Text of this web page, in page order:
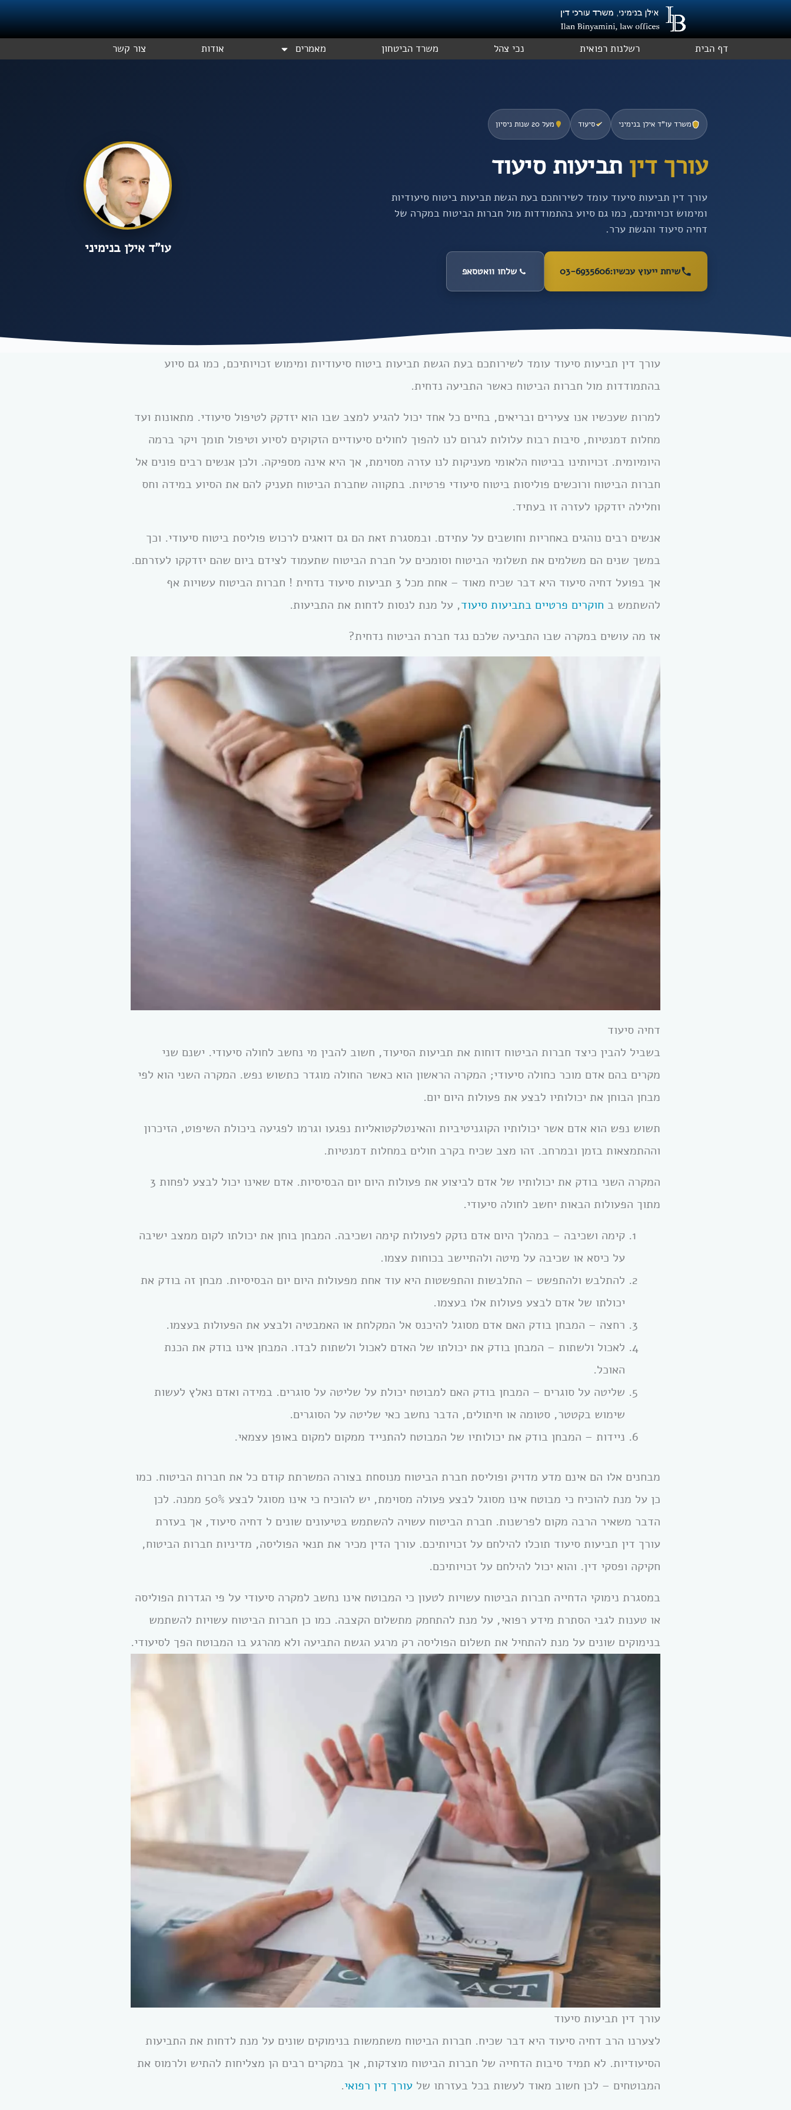
דילוג
לתוכן
דף הבית רשלנות רפואית נכי צהל משרד הביטחון מאמרים אודות צור קשר
משרד עו”ד אילן בנימיני סיעוד מעל 20 שנות ניסיון
עורך דין תביעות סיעוד
עורך דין תביעות סיעוד עומד לשירותכם בעת הגשת תביעות ביטוח סיעודיות
ומימוש זכויותיכם, כמו גם סיוע בהתמודדות מול חברות הביטוח במקרה של
דחיה סיעוד והגשת ערר.
שיחת ייעוץ עכשיו:03-6935606 שלחו וואטסאפ
עו”ד אילן בנימיני
עורך דין תביעות סיעוד עומד לשירותכם בעת הגשת תביעות ביטוח סיעודיות ומימוש זכויותיכם, כמו גם סיוע
בהתמודדות מול חברות הביטוח כאשר התביעה נדחית.
למרות שעכשיו אנו צעירים ובריאים, בחיים כל אחד יכול להגיע למצב שבו הוא יזדקק לטיפול סיעודי. מתאונות ועד
מחלות דמנטיות, סיבות רבות עלולות לגרום לנו להפוך לחולים סיעודיים הזקוקים לסיוע וטיפול תומך ויקר ברמה
היומיומית. זכויותינו בביטוח הלאומי מעניקות לנו עזרה מסוימת, אך היא אינה מספיקה. ולכן אנשים רבים פונים אל
חברות הביטוח ורוכשים פוליסות ביטוח סיעודי פרטיות. בתקווה שחברת הביטוח תעניק להם את הסיוע במידה וחס
וחלילה יזדקקו לעזרה זו בעתיד.
אנשים רבים נוהגים באחריות וחושבים על עתידם. ובמסגרת זאת הם גם דואגים לרכוש פוליסת ביטוח סיעודי. וכך
במשך שנים הם משלמים את תשלומי הביטוח וסומכים על חברת הביטוח שתעמוד לצידם ביום שהם יזדקקו לעזרתם.
אך בפועל דחיה סיעוד היא דבר שכיח מאוד – אחת מכל 3 תביעות סיעוד נדחית ! חברות הביטוח עשויות אף
להשתמש ב חוקרים פרטיים בתביעות סיעוד, על מנת לנסות לדחות את התביעות.
אז מה עושים במקרה שבו התביעה שלכם נגד חברת הביטוח נדחית?
דחיה סיעוד
בשביל להבין כיצד חברות הביטוח דוחות את תביעות הסיעוד, חשוב להבין מי נחשב לחולה סיעודי. ישנם שני
מקרים בהם אדם מוכר כחולה סיעודי; המקרה הראשון הוא כאשר החולה מוגדר כתשוש נפש. המקרה השני הוא לפי
מבחן הבוחן את יכולותיו לבצע את פעולות היום יום.
תשוש נפש הוא אדם אשר יכולותיו הקוגניטיביות והאינטלקטואליות נפגעו וגרמו לפגיעה ביכולת השיפוט, הזיכרון
וההתמצאות בזמן ובמרחב. זהו מצב שכיח בקרב חולים במחלות דמנטיות.
המקרה השני בודק את יכולותיו של אדם לביצוע את פעולות היום יום הבסיסיות. אדם שאינו יכול לבצע לפחות 3
מתוך הפעולות הבאות יחשב לחולה סיעודי.
קימה ושכיבה – במהלך היום אדם נזקק לפעולות קימה ושכיבה. המבחן בוחן את יכולתו לקום ממצב ישיבה
על כיסא או שכיבה על מיטה ולהתיישב בכוחות עצמו.
להתלבש ולהתפשט – התלבשות והתפשטות היא עוד אחת מפעולות היום יום הבסיסיות. מבחן זה בודק את
יכולתו של אדם לבצע פעולות אלו בעצמו.
רחצה – המבחן בודק האם אדם מסוגל להיכנס אל המקלחת או האמבטיה ולבצע את הפעולות בעצמו.
לאכול ולשתות – המבחן בודק את יכולתו של האדם לאכול ולשתות לבדו. המבחן אינו בודק את הכנת
האוכל.
שליטה על סוגרים – המבחן בודק האם למבוטח יכולת על שליטה על סוגרים. במידה ואדם נאלץ לעשות
שימוש בקטטר, סטומה או חיתולים, הדבר נחשב כאי שליטה על הסוגרים.
ניידות – המבחן בודק את יכולותיו של המבוטח להתנייד ממקום למקום באופן עצמאי.
מבחנים אלו הם אינם מדע מדויק ופוליסת חברת הביטוח מנוסחת בצורה המשרתת קודם כל את חברות הביטוח. כמו
כן על מנת להוכיח כי מבוטח אינו מסוגל לבצע פעולה מסוימת, יש להוכיח כי אינו מסוגל לבצע 50% ממנה. לכן
הדבר משאיר הרבה מקום לפרשנות. חברת הביטוח עשויה להשתמש בטיעונים שונים ל דחיה סיעוד, אך בעזרת
עורך דין תביעות סיעוד תוכלו להילחם על זכויותיכם. עורך הדין מכיר את תנאי הפוליסה, מדיניות חברות הביטוח,
חקיקה ופסקי דין. והוא יכול להילחם על זכויותיכם.
במסגרת נימוקי הדחייה חברות הביטוח עשויות לטעון כי המבוטח אינו נחשב למקרה סיעודי על פי הגדרות הפוליסה
או טענות לגבי הסתרת מידע רפואי, על מנת להתחמק מתשלום הקצבה. כמו כן חברות הביטוח עשויות להשתמש
בנימוקים שונים על מנת להתחיל את תשלום הפוליסה רק מרגע הגשת התביעה ולא מהרגע בו המבוטח הפך לסיעודי.
עורך דין תביעות סיעוד
לצערנו הרב דחיה סיעוד היא דבר שכיח. חברות הביטוח משתמשות בנימוקים שונים על מנת לדחות את התביעות
הסיעודיות. לא תמיד סיבות הדחייה של חברות הביטוח מוצדקות, אך במקרים רבים הן מצליחות להתיש ולרמוס את
המבוטחים – לכן חשוב מאוד לעשות בכל בעזרתו של עורך דין רפואי.